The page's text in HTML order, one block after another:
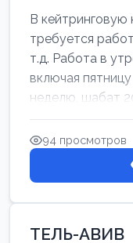
В
требуется
т.д. Работа в
включая
неделю, шабат
94 просмотров
ТЕЛЬ-АВИВ